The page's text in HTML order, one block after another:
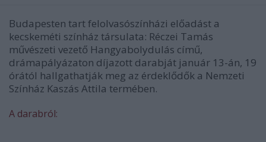
Budapesten tart felolvasószínházi előadást a
kecskeméti színház társulata: Réczei Tamás
művészeti vezető Hangyabolydulás című,
drámapályázaton díjazott darabját január 13-án, 19
órától hallgathatják meg az érdeklődők a Nemzeti
Színház Kaszás Attila termében.
A darabról: